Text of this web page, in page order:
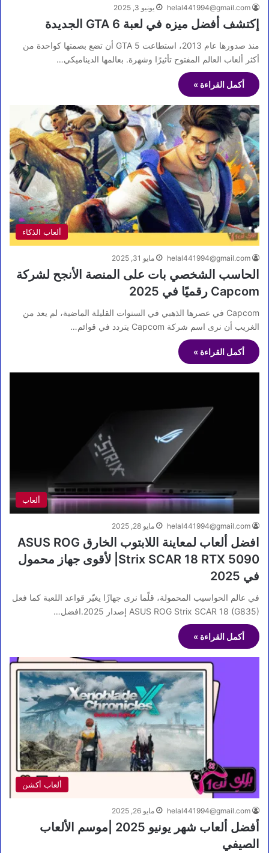
helal441994@gmail.com يونيو 3, 2025
إكتشف أفضل ميزه في لعبة 6 GTA الجديدة
منذ صدورها عام 2013، استطاعت GTA 5 أن تضع بصمتها كواحدة من
أكثر ألعاب العالم المفتوح تأثيرًا وشهرة. بعالمها الديناميكي…
أكمل القراءة »
ألعاب الذكاء
helal441994@gmail.com مايو 31, 2025
الحاسب الشخصي بات على المنصة الأنجح لشركة
Capcom رقميًا في 2025
Capcom في عصرها الذهبي في السنوات القليلة الماضية، لم يعد من
الغريب أن نرى اسم شركة Capcom يتردد في قوائم…
أكمل القراءة »
ألعاب
helal441994@gmail.com مايو 28, 2025
افضل ألعاب لمعاينة اللابتوب الخارق ASUS ROG
Strix SCAR 18 RTX 5090| لأقوى جهاز محمول
في 2025
في عالم الحواسيب المحمولة، قلّما نرى جهازًا يغيّر قواعد اللعبة كما فعل
ASUS ROG Strix SCAR 18 (G835) إصدار 2025.افضل…
أكمل القراءة »
ألعاب أكشن
helal441994@gmail.com مايو 26, 2025
أفضل ألعاب شهر يونيو 2025 |موسم الألعاب
الصيفي